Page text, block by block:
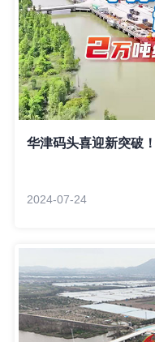
华津码头喜迎新突破！
2024-07-24